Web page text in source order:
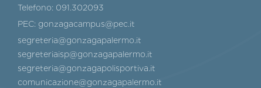
Telefono: 091.302093
PEC: gonzagacampus@pec.it
segreteria@gonzagapalermo.it
segreteriaisp@gonzagapalermo.it
segreteria@gonzagapolisportiva.it
comunicazione@gonzagapalermo.it